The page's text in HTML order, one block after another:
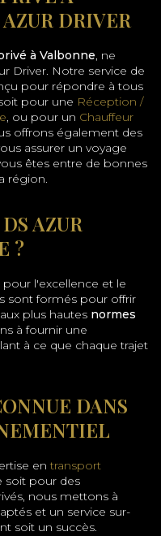
DRIVER
à Valbonne, ne
Driver. Notre service de
pour répondre à tous
pour une Réception /
, ou pour un Chauffeur
offrons également des
assurer un voyage
êtes entre de bonnes
région.
AZUR
?
pour l'excellence et le
sont formés pour offrir
plus hautes normes
à fournir une
à ce que chaque trajet
DANS
en transport
soit pour des
nous mettons à
et un service sur-
soit un succès.